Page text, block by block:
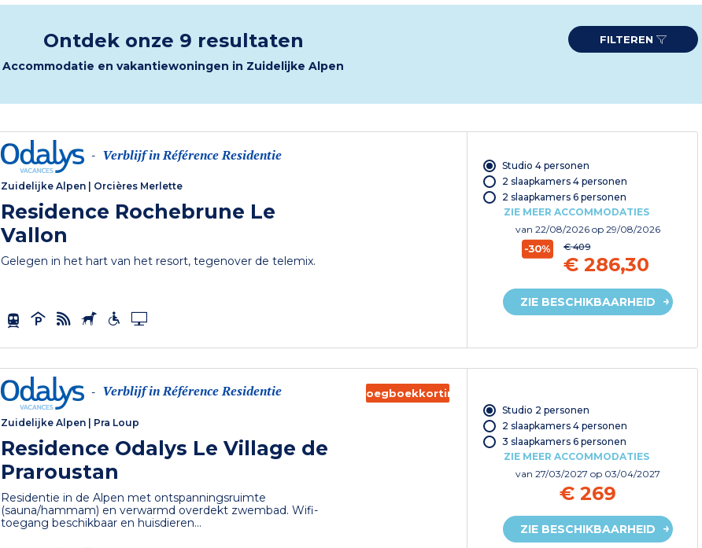
Ontdek onze 9 resultaten
Accommodatie en vakantiewoningen in Zuidelijke Alpen
FILTEREN
- Verblijf in Référence Residentie
Zuidelijke Alpen Orcières Merlette
Residence Rochebrune Le
Vallon
Gelegen in het hart van het resort, tegenover de telemix.
Studio 4 personen
2 slaapkamers 4 personen
2 slaapkamers 6 personen
ZIE MEER ACCOMMODATIES
van 22/08/2026 op 29/08/2026
-30% € 409
€ 286,30
ZIE BESCHIKBAARHEID
- Verblijf in Référence Residentie
Zuidelijke Alpen Pra Loup
Residence Odalys Le Village de
Praroustan
Residentie in de Alpen met ontspanningsruimte
(sauna/hammam) en verwarmd overdekt zwembad. Wifi-
toegang beschikbaar en huisdieren...
Vroegboekkorting
Studio 2 personen
2 slaapkamers 4 personen
3 slaapkamers 6 personen
ZIE MEER ACCOMMODATIES
van 27/03/2027 op 03/04/2027
€ 269
ZIE BESCHIKBAARHEID